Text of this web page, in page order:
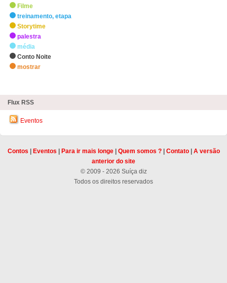
Filme
treinamento, etapa
Storytime
palestra
média
Conto Noite
mostrar
Flux RSS
Eventos
Contos Eventos Para ir mais longe| Quem somos ?| Contato| A versão
anterior do site
© 2009 - 2026 Suíça diz
Todos os direitos reservados